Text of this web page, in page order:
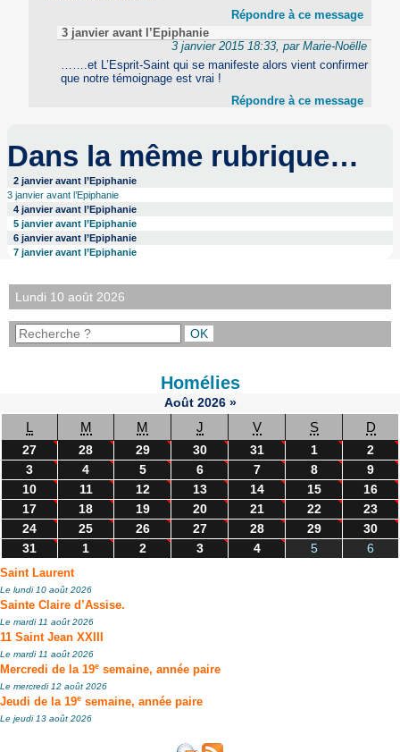
Répondre à ce message
3 janvier avant l’Epiphanie
3 janvier 2015 18:33, par Marie-Noëlle
…….et L’Esprit-Saint qui se manifeste alors vient confirmer
que notre témoignage est vrai !
Répondre à ce message
Dans la même rubrique…
2 janvier avant l’Epiphanie
3 janvier avant l’Epiphanie
4 janvier avant l’Epiphanie
5 janvier avant l’Epiphanie
6 janvier avant l’Epiphanie
7 janvier avant l’Epiphanie
Lundi 10 août 2026
Homélies
Août 2026 »
L M M J V S D
27 28 29 30 31 1
2
3
4 5 6 7 8
9
10
11 12 13 14 15
16
17
18 19 20 21 22
23
24
25 26 27 28 29
30
31
1 2 3 4 5 6
Saint Laurent
Le lundi 10 août 2026
Sainte Claire d’Assise.
Le mardi 11 août 2026
11 Saint Jean XXIII
Le mardi 11 août 2026
Mercredi de la 19e semaine, année paire
Le mercredi 12 août 2026
Jeudi de la 19e semaine, année paire
Le jeudi 13 août 2026